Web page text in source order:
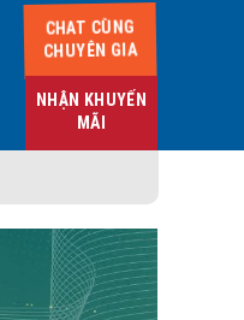
CHAT CÙNG
CHUYÊN GIA
NHẬN KHUYẾN
MÃI